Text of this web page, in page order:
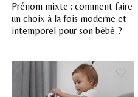
Prénom mixte : comment faire
un choix à la fois moderne et
intemporel pour son bébé ?